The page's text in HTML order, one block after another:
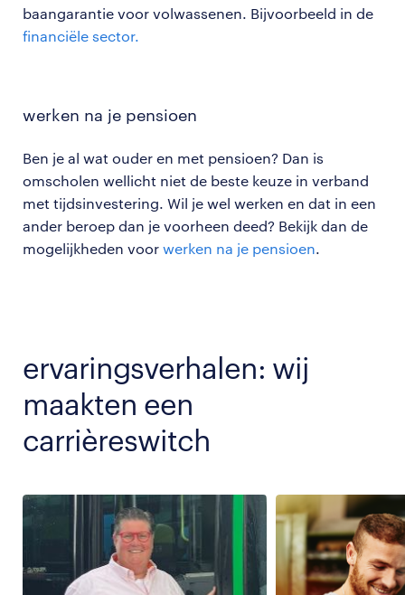
baangarantie voor volwassenen. Bijvoorbeeld in de
financiële sector.
werken na je pensioen
Ben je al wat ouder en met pensioen? Dan is
omscholen wellicht niet de beste keuze in verband
met tijdsinvestering. Wil je wel werken en dat in een
ander beroep dan je voorheen deed? Bekijk dan de
mogelijkheden voor werken na je pensioen.
ervaringsverhalen: wij
maakten een
carrièreswitch